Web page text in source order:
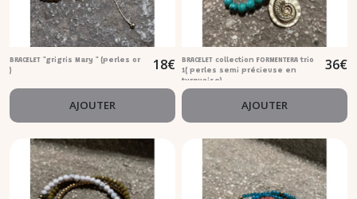
BRACELET "grigris Mary " (perles or
)
18€
AJOUTER
BRACELET collection FORMENTERA trio
1( perles semi précieuse en
turquoise)
36€
AJOUTER